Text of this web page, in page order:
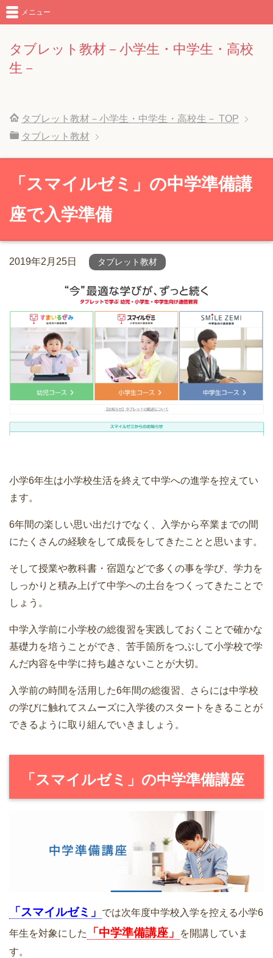
タブレット教材－小学生・中学生・高校
生－
メニュー
タブレット教材－小学生・中学生・高校生－ TOP
タブレット教材
「スマイルゼミ」の中学準備講
座で入学準備
2019年2月25日 タブレット教材
小学6年生は小学校生活を終えて中学への進学を控えてい
ます。
6年間の楽しい思い出だけでなく、入学から卒業までの間
にたくさんの経験をして成長をしてきたことと思います。
そして授業や教科書・宿題などで多くの事を学び、学力を
しっかりと積み上げて中学への土台をつくってきたことで
しょう。
中学入学前に小学校の総復習を実践しておくことで確かな
基礎力を培うことができ、苦手箇所をつぶして小学校で学
んだ内容を中学に持ち越さないことが大切。
入学前の時間を活用した6年間の総復習、さらには中学校
の学びに触れてスムーズに入学後のスタートをきることが
できるように取り組んでいきましょう。
「スマイルゼミ」の中学準備講座
「スマイルゼミ」
では次年度中学校入学を控える小学6
年生を対象にした
「中学準備講座」
を開講していま
す。